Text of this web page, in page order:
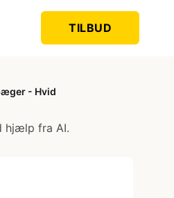
TILBUD
- Hvid
hjælp fra AI.